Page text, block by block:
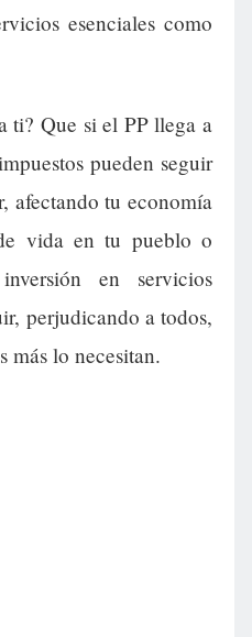
esenciales como
ti? Que si el PP llega a
pueden seguir
afectando tu economía
vida en tu pueblo o
en servicios
perjudicando a todos,
más lo necesitan.